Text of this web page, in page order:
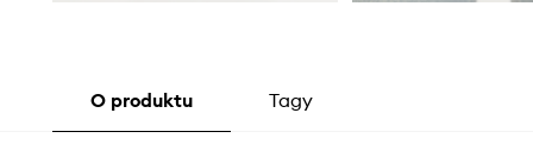
O produktu Tagy